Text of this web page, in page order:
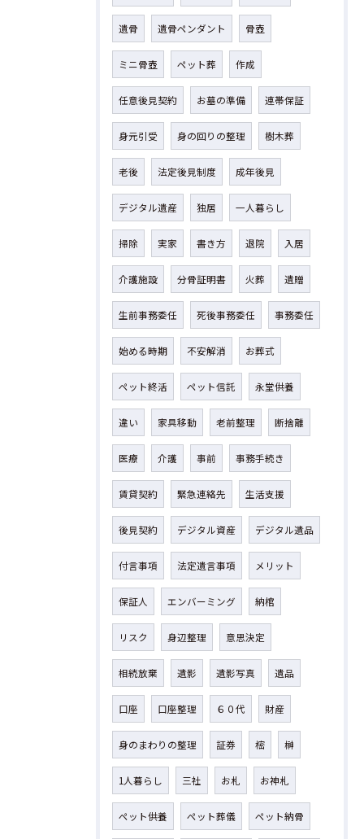
遺骨 遺骨ペンダント 骨壺
ミニ骨壺 ペット葬 作成
任意後見契約 お墓の準備 連帯保証
身元引受 身の回りの整理 樹木葬
老後 法定後見制度 成年後見
デジタル遺産 独居 一人暮らし
掃除 実家 書き方 退院 入居
介護施設 分骨証明書 火葬 遺贈
生前事務委任 死後事務委任 事務委任
始める時期 不安解消 お葬式
ペット終活 ペット信託 永堂供養
違い 家具移動 老前整理 断捨離
医療 介護 事前 事務手続き
賃貸契約 緊急連絡先 生活支援
後見契約 デジタル資産 デジタル遺品
付言事項 法定遺言事項 メリット
保証人 エンバーミング 納棺
リスク 身辺整理 意思決定
相続放棄 遺影 遺影写真 遺品
口座 口座整理 ６０代 財産
身のまわりの整理 証券 樒 榊
1人暮らし 三社 お札 お神札
ペット供養 ペット葬儀 ペット納骨